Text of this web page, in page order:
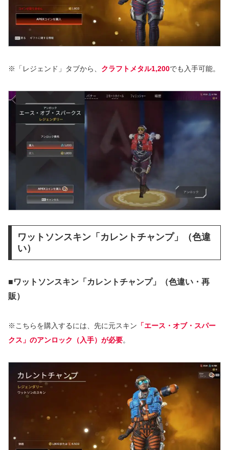
※「レジェンド」タブから、 クラフトメタル1,200でも入手可能。
ワットソンスキン「カレントチャンプ」（色違
い）
■ワットソンスキン「カレントチャンプ」（色違い・再
販）
※こちらを購入するには、先に元スキン 「エース・オブ・スパー
クス」のアンロック（入手）が必要。